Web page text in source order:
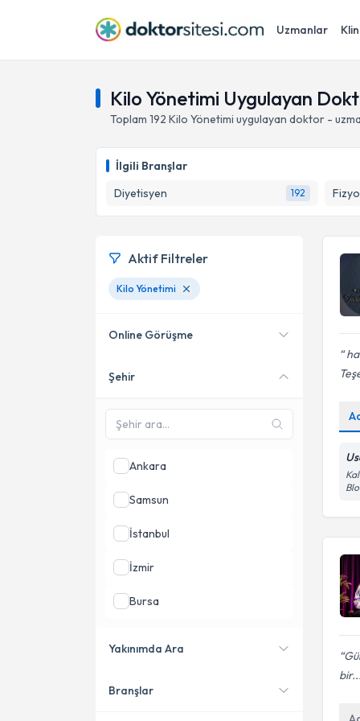
Uzmanlar
Kilo Yönetimi Uygulayan
Toplam 192 Kilo Yönetimi uygulayan doktor -
İlgili Branşlar
Diyetisyen
192
bir...
Aktif Filtreler
Kilo Yönetimi
Online Görüşme
Online danışmanlık sunan
Şehir
Ankara
Samsun
İstanbul
İzmir
Bursa
Yakınımda Ara
Konumuma yakın uzmanları
Branşlar